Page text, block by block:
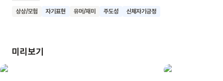
있어요. 틀을 깨는 상상력과 유머로 가득한 이 책을 통해 아이의
상상/모험 자기표현 유머/재미 주도성 신체자기긍정
미리보기